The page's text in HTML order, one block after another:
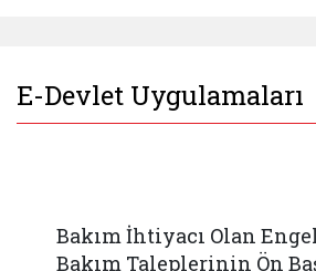
E-Devlet Uygulamaları
Bakım İhtiyacı Olan
Bakım Taleplerinin Ön